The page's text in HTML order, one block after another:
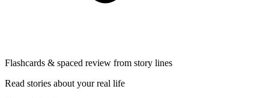
Flashcards & spaced review from story lines
Read stories about your real life